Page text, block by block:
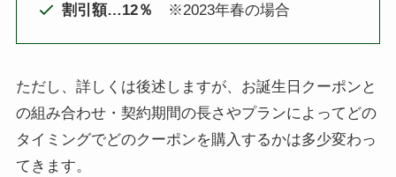
割引額…12％
※2023年春の場合
ただし、詳しくは後述しますが、お誕生日クーポンと
の組み合わせ・契約期間の長さやプランによってどの
タイミングでどのクーポンを購入するかは多少変わっ
てきます。